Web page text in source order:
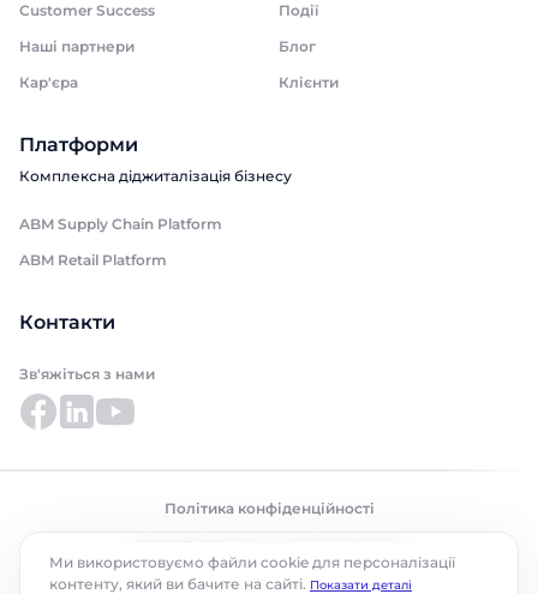
Customer Success
Події
Наші партнери
Блог
Кар'єра
Клієнти
Платформи
Комплексна діджиталізація бізнесу
ABM Supply Chain Platform
ABM Retail Platform
Контакти
Зв'яжіться з нами
Політика конфіденційності
Ми використовуємо файли cookie для персоналізації
контенту, який ви бачите на сайті. Показати деталі